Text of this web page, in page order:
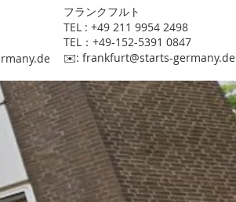
​フランクフルト
TEL : +49 211 9954 2498
TEL：+49-152-5391 0847
​✉️: frankfurt@starts-germany.de